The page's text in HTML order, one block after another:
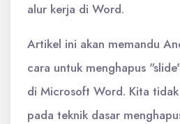
alur kerja di Word.
Artikel ini akan memandu
cara untuk menghapus
di Microsoft Word. Kita
pada teknik dasar